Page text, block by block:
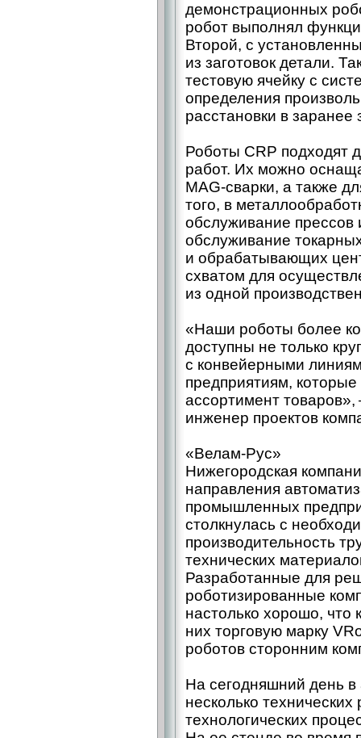
демонстрационных
робот выполнял
Второй, с
из заготовок детали.
тестовую ячейку с
определения
расстановки в заранее
Роботы CRP подходят
работ. Их можно
MAG-сварки, а также
того, в
обслуживание прессов
обслуживание
и обрабатывающих
схватом для
из одной
«Наши роботы более
доступны не только
с конвейерными
предприятиям,
ассортимент
инженер проектов
«Велам-­Рус»
Нижегородская
направления
промышленных
столкнулась с
производительность
технических
Разработанные для
роботизированные
настолько хорошо, что
них торговую марку
роботов сторонним
На сегодняшний день
несколько
технологических